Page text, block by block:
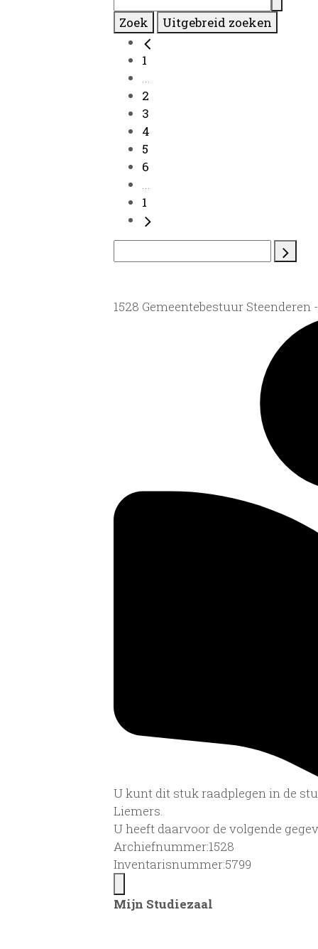
Zoek Uitgebreid zoeken
1
...
2
3
4
5
6
...
1
1528 Gemeentebestuur
U kunt dit stuk raadplegen in de
Liemers.
U heeft daarvoor de volgende
Archiefnummer:1528
Inventarisnummer:5799
Mijn Studiezaal